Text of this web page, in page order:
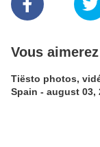
Vous
Tiësto photos,
Spain - august 03,